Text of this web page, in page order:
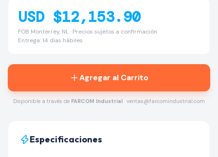
USD $12,153.90
FOB Monterrey, NL · Precios sujetos a confirmación
Entrega: 14 días hábiles
Agregar al Carrito
Disponible a través de FARCOM Industrial · ventas@farcomindustrial.com
Especificaciones